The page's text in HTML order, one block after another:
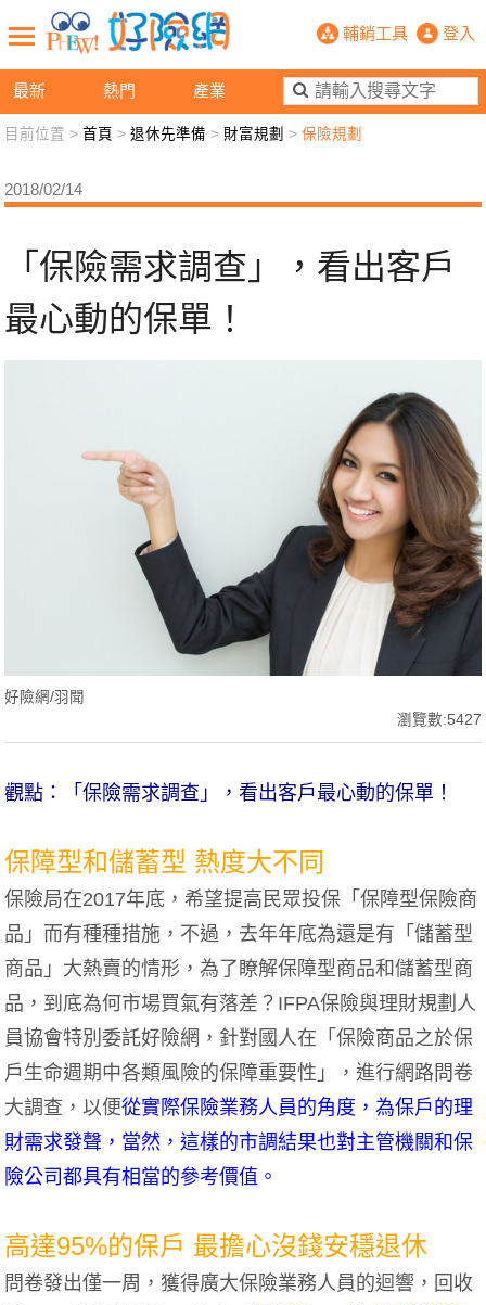
最新 熱門 產業
「保險需求調查」，看出客戶最心
輔銷工具 登入
新聞觀點 業務交流 好險懂生活
退休先準備 好險學堂 輔銷工具 活動專區
目前位置 >首頁 >退休先準備 > 財富規劃 >保險規劃
2018/02/14
「保險需求調查」，看出客戶
最心動的保單！
好險網/羽聞
瀏覽數:5427
觀點：「保險需求調查」，看出客戶最心動的保單！
保障型和儲蓄型 熱度大不同
保險局在2017年底，希望提高民眾投保「保障型保險商
品」而有種種措施，不過，去年年底為還是有「儲蓄型
商品」大熱賣的情形，為了瞭解保障型商品和儲蓄型商
品，到底為何市場買氣有落差？IFPA保險與理財規劃人
員協會特別委託好險網，針對國人在「保險商品之於保
戶生命週期中各類風險的保障重要性」，進行網路問卷
大調查，以便從實際保險業務人員的角度，為保戶的理
財需求發聲，當然，這樣的市調結果也對主管機關和保
險公司都具有相當的參考價值。
高達95%的保戶 最擔心沒錢安穩退休
問卷發出僅一周，獲得廣大保險業務人員的迴響，回收